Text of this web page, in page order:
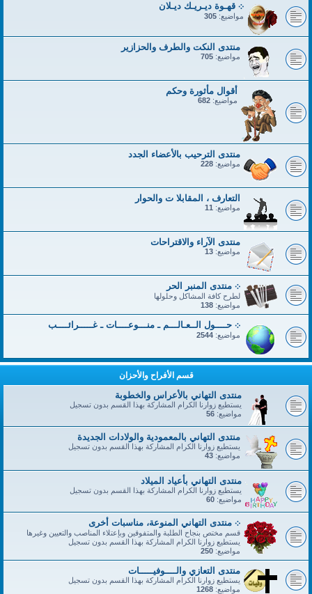
܀ قهـوة ديـريـك ديـلان
مواضيع: 305
منتدى النكت والطرف والحزازير
مواضيع: 705
أقوال مأثورة وحكم
مواضيع: 682
منتدى الترحيب بالأعضاء الجدد
مواضيع: 228
التعارف ، المقابلا ت والحوار
مواضيع: 11
منتدى الآراء والاقتراحات
مواضيع: 13
܀ منتدى المنبر الحر
لطرح كافة المشاكل وحلولها
مواضيع: 138
܀ حــــول الــعـالـــم ـ منـــوعــــات ـ غـــــرائــــب
مواضيع: 2544
قسم الأفراح والأحزان
منتدى التهاني بالأعراس والخطوبة
يستطيع زوارنا الكرام المشاركة بهذا القسم بدون تسجيل
مواضيع: 56
منتدى التهاني بالمعمودية والولادات الجديدة
يستطيع زوارنا الكرام المشاركة بهذا القسم بدون تسجيل
مواضيع: 43
منتدى التهاني بأعياد الميلاد
يستطيع زوارنا الكرام المشاركة بهذا القسم بدون تسجيل
مواضيع: 60
܀ منتدى التهاني المنوعة، مناسبات أخرى
قسم مختص بنجاح الطلبة والمتفوقين وبإعتلاء المناصب والتعيين وغيرها
يستطيع زوارنا الكرام المشاركة بهذا القسم بدون تسجيل
مواضيع: 250
منتدى التعازي والــــوفيـــــات
يستطيع زوارنا الكرام المشاركة بهذا القسم بدون تسجيل
مواضيع: 1268